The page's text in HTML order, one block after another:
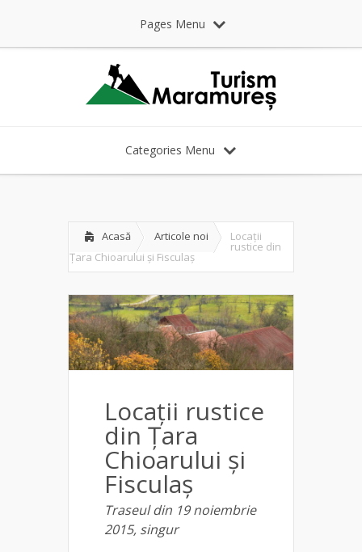
Pages Menu
Categories Menu
Acasă Articole noi Locații
rustice din
Țara Chioarului și Fisculaș
Locații rustice
din Țara
Chioarului și
Fisculaș
Traseul din 19 noiembrie
2015, singur